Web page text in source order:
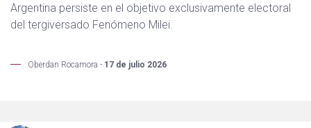
Argentina persiste en el objetivo exclusivamente electoral
del tergiversado Fenómeno Milei.
Oberdan Rocamora - 17 de julio 2026